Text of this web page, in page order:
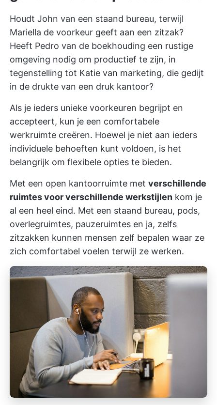
Houdt John van een staand bureau, terwijl
Mariella de voorkeur geeft aan een zitzak?
Heeft Pedro van de boekhouding een rustige
omgeving nodig om productief te zijn, in
tegenstelling tot Katie van marketing, die gedijt
in de drukte van een druk kantoor?
Als je ieders unieke voorkeuren begrijpt en
accepteert, kun je een comfortabele
werkruimte creëren. Hoewel je niet aan ieders
individuele behoeften kunt voldoen, is het
belangrijk om flexibele opties te bieden.
Met een open kantoorruimte met verschillende
ruimtes voor verschillende werkstijlen kom je
al een heel eind. Met een staand bureau, pods,
overlegruimtes, pauzeruimtes en ja, zelfs
zitzakken kunnen mensen zelf bepalen waar ze
zich comfortabel voelen terwijl ze werken.